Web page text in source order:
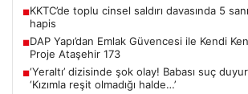
■KKTC’de toplu cinsel saldırı davasında 5
hapis
■DAP Yapı’dan Emlak Güvencesi ile Kendi
Proje Ataşehir 173
■‘Yeraltı’ dizisinde şok olay! Babası suç
‘Kızımla reşit olmadığı halde…’